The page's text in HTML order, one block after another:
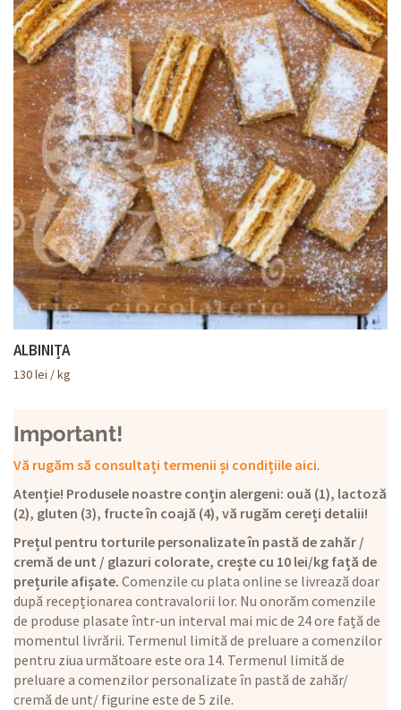
ALBINIȚA
130lei / kg
Important!
Vă rugăm să consultați termenii și condițiile aici.
Atenție! Produsele noastre conțin alergeni: ouă (1), lactoză
(2), gluten (3), fructe în coajă (4), vă rugăm cereți detalii!
Prețul pentru torturile personalizate în pastă de zahăr /
cremă de unt / glazuri colorate, crește cu 10 lei/kg față de
prețurile afișate. Comenzile cu plata online se livrează doar
după recepționarea contravalorii lor. Nu onorăm comenzile
de produse plasate într-un interval mai mic de 24 ore față de
momentul livrării. Termenul limită de preluare a comenzilor
pentru ziua următoare este ora 14. Termenul limită de
preluare a comenzilor personalizate în pastă de zahăr/
cremă de unt/ figurine este de 5 zile.